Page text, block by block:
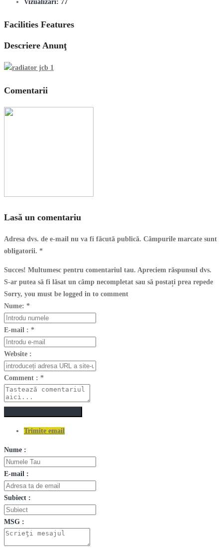
Vizualizări: 77
Facilities Features
Descriere Anunţ
Comentarii
Lasă un comentariu
Adresa dvs. de e-mail nu va fi făcută publică. Câmpurile marcate sunt
obligatorii. *
Succes! Multumesc pentru comentariul tau. Apreciem răspunsul dvs.
S-ar putea să fi lăsat un câmp necompletat sau să postați prea repede
Sorry, you must be logged in to comment
Nume: *
E-mail : *
Website :
Comment : *
Trimite email
Nume :
E-mail :
Subiect :
MSG :